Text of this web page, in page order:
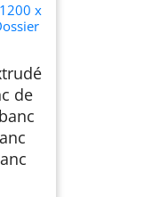
x
et
de